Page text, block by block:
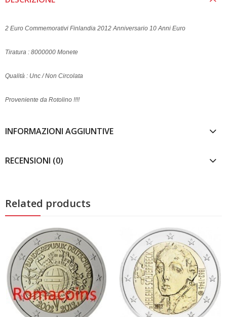
2 Euro Commemorativi Finlandia 2012 Anniversario 10 Anni Euro
Tiratura : 8000000 Monete
Qualità : Unc / Non Circolata
Proveniente da Rotolino !!!!
INFORMAZIONI AGGIUNTIVE
RECENSIONI (0)
Related products